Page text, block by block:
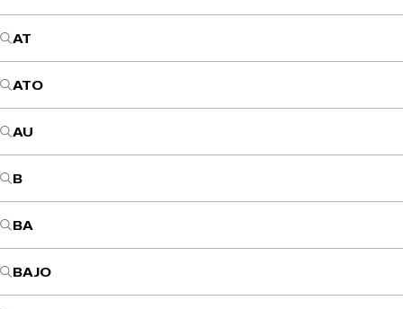
AT
ATO
AU
B
BA
BAJO